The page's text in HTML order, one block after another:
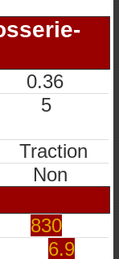
0.36
5
Traction
Non
830
6.9